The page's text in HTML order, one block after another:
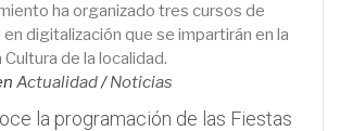
ha organizado tres cursos de
digitalización que se impartirán en la
Cultura de la localidad.
Actualidad/Noticias
la programación de las Fiestas